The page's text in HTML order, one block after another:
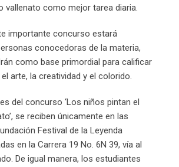
vallenato como mejor tarea diaria.
importante concurso estará
conocedoras de la materia,
como base primordial para calificar
arte, la creatividad y el colorido.
del concurso ‘Los niños pintan el
se reciben únicamente en las
Festival de la Leyenda
en la Carrera 19 No. 6N 39, vía al
De igual manera, los estudiantes